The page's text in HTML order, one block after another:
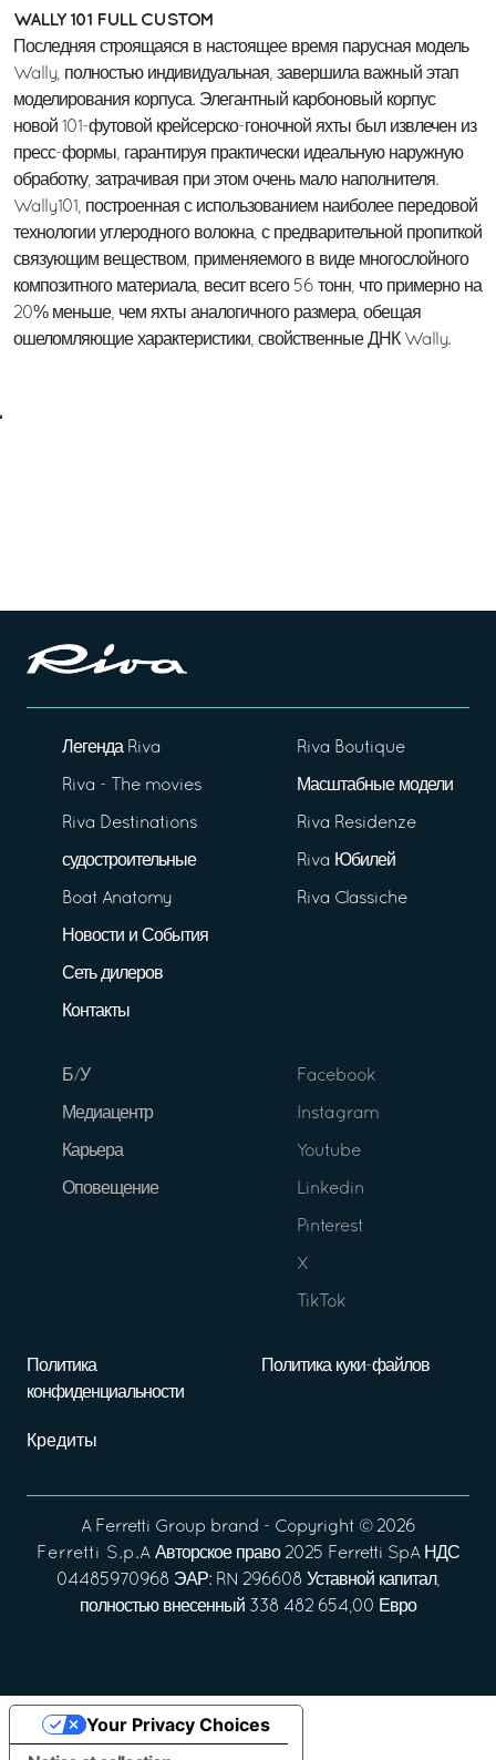
WALLY 101 FULL CUSTOM
Последняя строящаяся в настоящее время парусная модель
Wally, полностью индивидуальная, завершила важный этап
моделирования корпуса. Элегантный карбоновый корпус
новой 101-футовой крейсерско-гоночной яхты был извлечен из
пресс-формы, гарантируя практически идеальную наружную
обработку, затрачивая при этом очень мало наполнителя.
Wally101, построенная с использованием наиболее передовой
технологии углеродного волокна, с предварительной пропиткой
связующим веществом, применяемого в виде многослойного
композитного материала, весит всего 56 тонн, что примерно на
20% меньше, чем яхты аналогичного размера, обещая
ошеломляющие характеристики, свойственные ДНК Wally.
Легенда Riva
Riva - The movies
Riva Destinations
судостроительные
Boat Anatomy
Новости и События
Сеть дилеров
Контакты
Riva Boutique
Масштабные модели
Riva Residenze
Riva Юбилей
Riva Classiche
Б/У
Медиацентр
Карьера
Оповещение
Facebook
Instagram
Youtube
Linkedin
Pinterest
X
TikTok
Политика
конфиденциальности
Политика куки-файлов
Кредиты
A Ferretti Group brand - Copyright © 2026
Ferretti S.p.A Авторское право 2025 Ferretti SpA НДС
04485970968 ЭАР: RN 296608 Уставной капитал,
полностью внесенный 338 482 654,00 Евро
Your Privacy Choices